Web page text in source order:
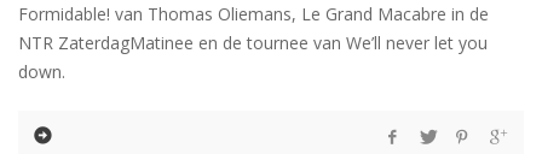
Formidable! van Thomas Oliemans, Le Grand Macabre in de
NTR ZaterdagMatinee en de tournee van We’ll never let you
down.